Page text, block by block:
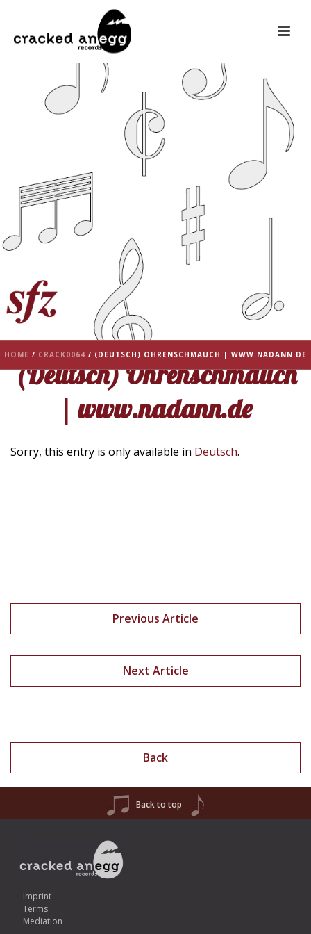
HOME / CRACK0064 / (DEUTSCH) OHRENSCHMAUCH | WWW.NADANN.DE
(Deutsch) Ohrenschmauch
| www.nadann.de
Sorry, this entry is only available in Deutsch.
Previous Article
Next Article
Back
Back to top
Imprint
Terms
Mediation